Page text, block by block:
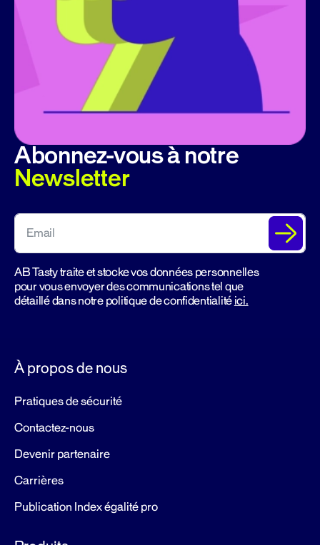
Abonnez-vous à notre
Newsletter
AB Tasty traite et stocke vos données personnelles
pour vous envoyer des communications tel que
détaillé dans notre politique de confidentialitéici.
À propos de nous
Pratiques de sécurité
Contactez-nous
Devenir partenaire
Carrières
Publication Index égalité pro